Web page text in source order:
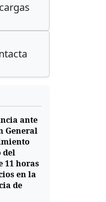
ante
General
del
11 horas
en la
de